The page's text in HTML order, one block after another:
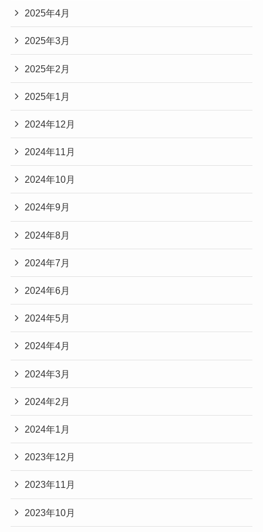
2025年4月
2025年3月
2025年2月
2025年1月
2024年12月
2024年11月
2024年10月
2024年9月
2024年8月
2024年7月
2024年6月
2024年5月
2024年4月
2024年3月
2024年2月
2024年1月
2023年12月
2023年11月
2023年10月